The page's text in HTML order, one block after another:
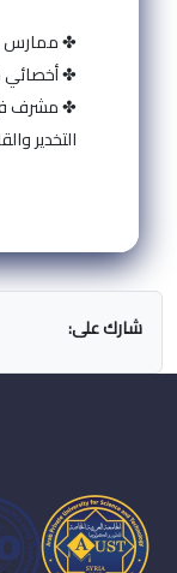
✤ ممارس
✤ أخصائي
✤ مشرف
التخدير
شارك على: